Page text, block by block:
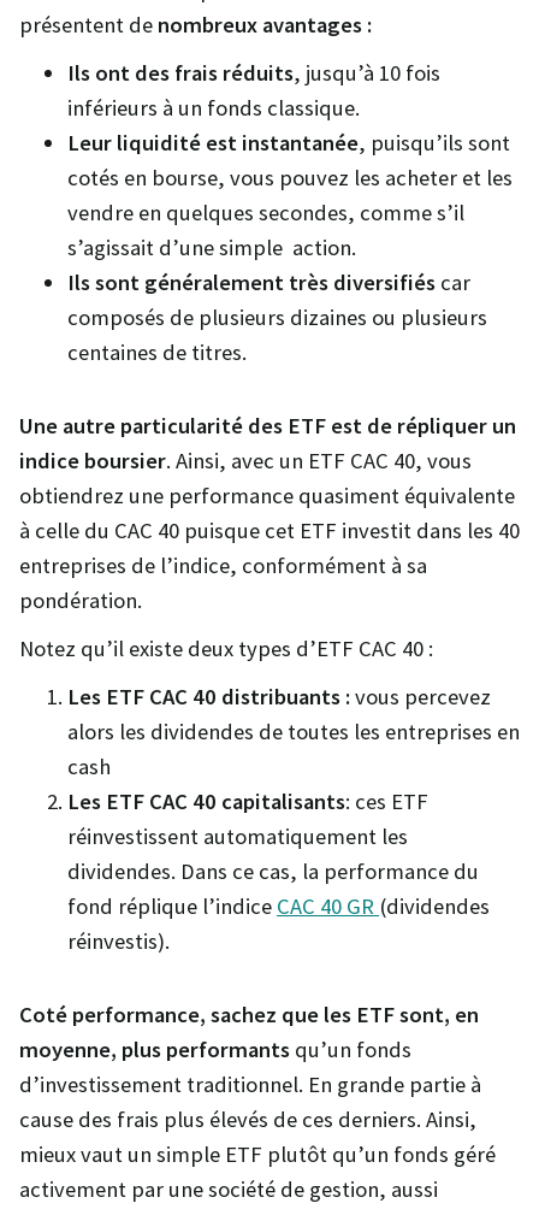
présentent de nombreux avantages :
Ils ont des frais réduits, jusqu’à 10 fois
inférieurs à un fonds classique.
Leur liquidité est instantanée, puisqu’ils sont
cotés en bourse, vous pouvez les acheter et les
vendre en quelques secondes, comme s’il
s’agissait d’une simple action.
Ils sont généralement très diversifiés car
composés de plusieurs dizaines ou plusieurs
centaines de titres.
Une autre particularité des ETF est de répliquer un
indice boursier. Ainsi, avec un ETF CAC 40, vous
obtiendrez une performance quasiment équivalente
à celle du CAC 40 puisque cet ETF investit dans les 40
entreprises de l’indice, conformément à sa
pondération.
Notez qu’il existe deux types d’ETF CAC 40 :
Les ETF CAC 40 distribuants :vous percevez
alors les dividendes de toutes les entreprises en
cash
Les ETF CAC 40 capitalisants: ces ETF
réinvestissent automatiquement les
dividendes. Dans ce cas, la performance du
fond réplique l’indice CAC 40 GR (dividendes
réinvestis).
Coté performance, sachez que les ETF sont, en
moyenne, plus performants qu’un fonds
d’investissement traditionnel. En grande partie à
cause des frais plus élevés de ces derniers. Ainsi,
mieux vaut un simple ETF plutôt qu’un fonds géré
activement par une société de gestion, aussi